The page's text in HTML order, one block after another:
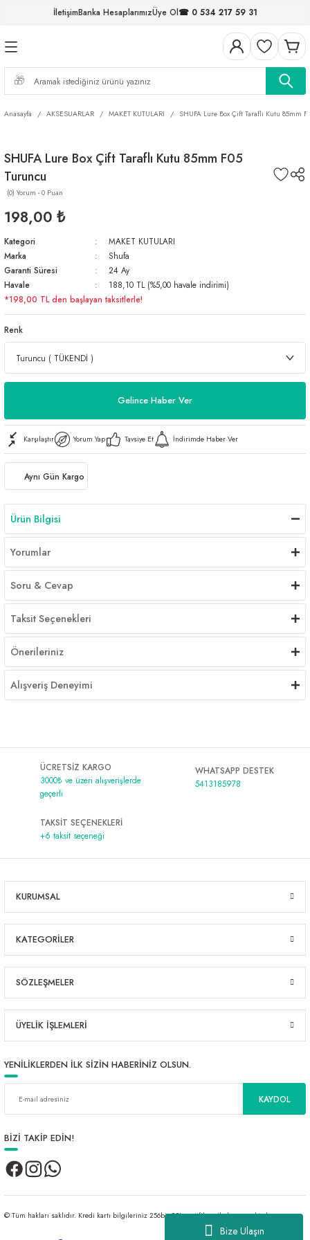
Bize Ulaşın
İletişimBanka HesaplarımızÜye Ol☎ 0 534 217 59 31
Geri Dön
Geri Dön
Geri Dön
MİSİNALAR
Geri Dön
FIRDÖNDÜLER
Geri Dön
Geri Dön
Geri Dön
Geri Dön
Anasayfa AKSESUARLAR MAKET KUTULARI SHUFA Lure Box Çift Taraflı Kutu 85mm
SHUFA Lure Box Çift Taraflı Kutu 85mm F05
Turuncu
(0) Yorum - 0 Puan
198,00 ₺
Kategori
MAKET KUTULARI
Marka
Shufa
Garanti Süresi
24 Ay
Havale
188,10 TL (%5,00 havale indirimi)
*198,00 TL den başlayan taksitlerle!
Renk
Gelince Haber Ver
Karşılaştır Yorum Yap Tavsiye Et İndirimde Haber Ver
Aynı Gün Kargo
Ürün Bilgisi
Yorumlar
Soru & Cevap
Taksit Seçenekleri
Önerileriniz
Alışveriş Deneyimi
ÜCRETSİZ KARGO
3000₺ ve üzeri alışverişlerde
geçerli
WHATSAPP DESTEK
5413185978
TAKSİT SEÇENEKLERİ
+6 taksit seçeneği
KURUMSAL
KATEGORİLER
SÖZLEŞMELER
ÜYELİK İŞLEMLERİ
YENİLİKLERDEN İLK SİZİN HABERİNİZ OLSUN.
KAYDOL
BİZİ TAKİP EDİN!
© Tüm hakları saklıdır. Kredi kartı bilgileriniz 256bit SSL sertifikası ile korunmaktadır.